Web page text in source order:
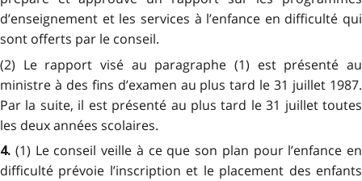
d’enseignement et les services à l’enfance en difficulté qui
sont offerts par le conseil.
(2) Le rapport visé au paragraphe (1) est présenté au
ministre à des fins d’examen au plus tard le 31 juillet 1987.
Par la suite, il est présenté au plus tard le 31 juillet toutes
les deux années scolaires.
4. (1) Le conseil veille à ce que son plan pour l’enfance en
difficulté prévoie l’inscription et le placement des enfants